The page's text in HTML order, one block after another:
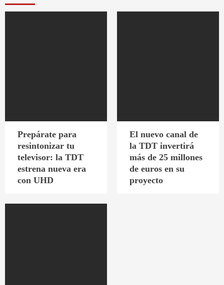
Prepárate para
resintonizar tu
televisor: la TDT
estrena nueva era
con UHD
El nuevo canal de
la TDT invertirá
más de 25 millones
de euros en su
proyecto